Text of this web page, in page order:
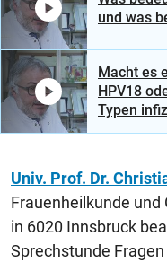
und was
Macht es
HPV18
Typen
Univ. Prof. Dr.
Frauenheilkunde und
in 6020 Innsbruck
Sprechstunde